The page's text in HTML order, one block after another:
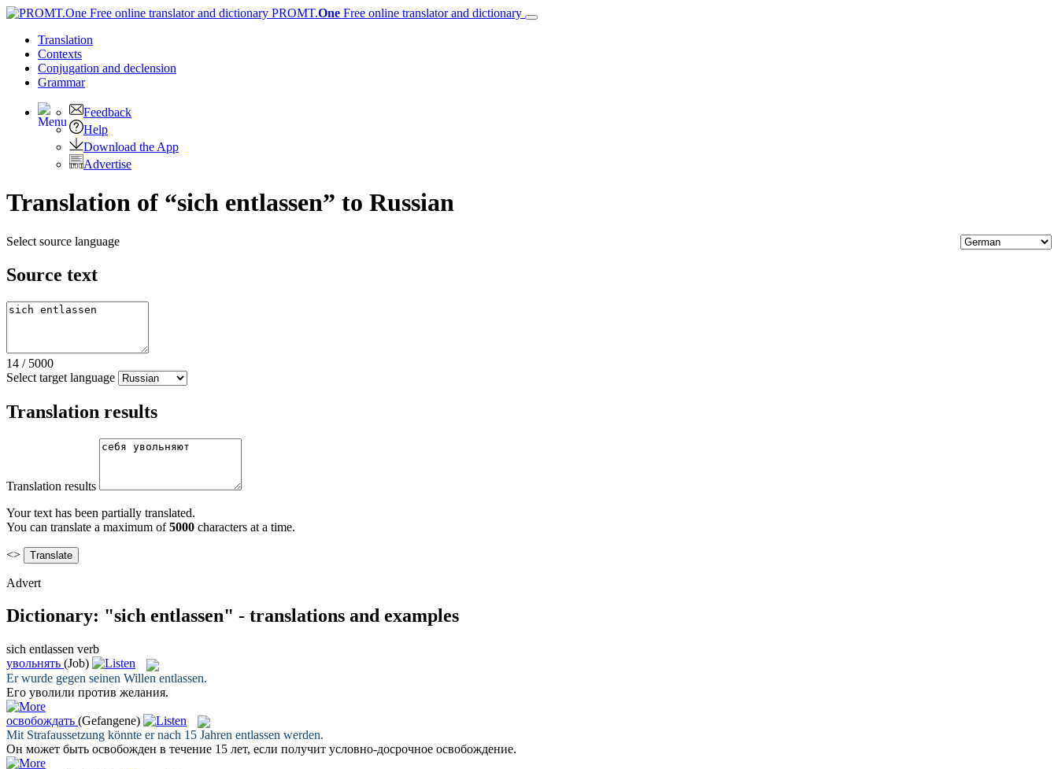
PROMT.One Free online translator and dictionary
Translation
Contexts
Conjugation and declension
Grammar
Feedback
Help
Download the App
Advertise
Translation of “sich entlassen” to Russian
Select source language
Source text
14 / 5000
Select target language
Translation results
Translation results
Your text has been partially translated.
You can translate a maximum of5000 characters at a time.
<>
Advert
Dictionary: "sich entlassen" - translations and examples
sich entlassen verb
увольнять (Job)
Er wurde gegen seinen Willen entlassen.
Его уволили против желания.
освобождать (Gefangene)
Mit Strafaussetzung könnte er nach 15 Jahren entlassen werden.
Он может быть освобожден в течение 15 лет, если получит условно-досрочное освобождение.